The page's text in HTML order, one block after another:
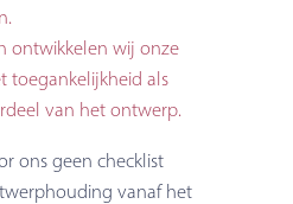
ontwikkelen wij onze
toegankelijkheid als
van het ontwerp.
ons geen checklist
vanaf het